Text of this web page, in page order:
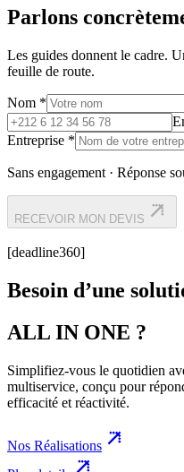
Parlons
Les guides donnent le cadre.
feuille de route.
Nom *
Entreprise *
Sans engagement · Réponse
RECEVOIR MON DEVIS
[deadline360]
Besoin d’une
ALL IN ONE ?
Simplifiez-vous le quotidien
multiservice, conçu pour
efficacité et réactivité.
Nos Réalisations